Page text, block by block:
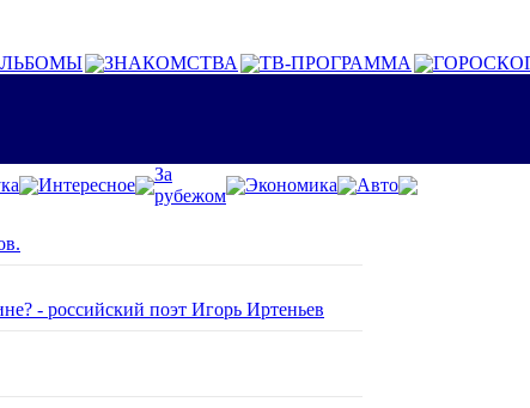
ЗНАКОМСТВА ТВ-ПРОГРАММА
Интересное
За
рубежом
Экономика
Авто
- российский поэт Игорь Иртеньев